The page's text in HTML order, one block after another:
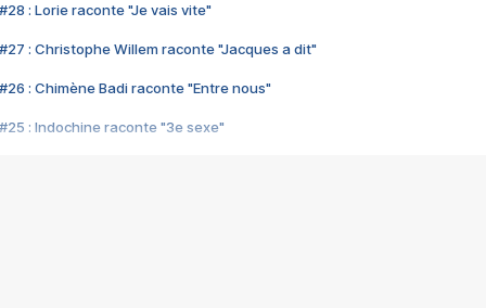
#28 : Lorie raconte "Je vais vite"
#27 : Christophe Willem raconte "Jacques a dit"
#26 : Chimène Badi raconte "Entre nous"
#25 : Indochine raconte "3e sexe"